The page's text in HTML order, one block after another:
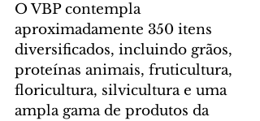
O VBP contempla
aproximadamente 350 itens
diversificados, incluindo grãos,
proteínas animais, fruticultura,
floricultura, silvicultura e uma
ampla gama de produtos da